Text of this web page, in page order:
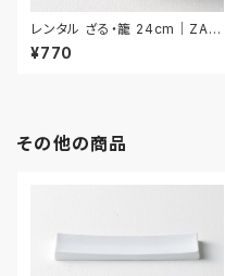
レンタル ざる・籠 24cm｜ZAR
027
¥770
その他の商品